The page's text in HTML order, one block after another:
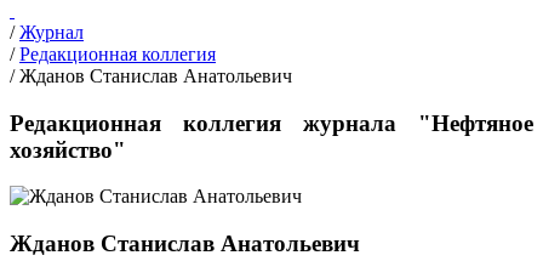
/Журнал
/Редакционная коллегия
/Жданов Станислав Анатольевич
Редакционная коллегия журнала "Нефтяное
хозяйство"
Жданов Станислав Анатольевич